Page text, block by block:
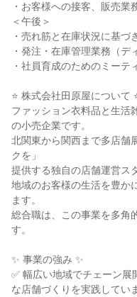
・お客様への接客、販売業
＜午後＞
・売れ筋と在庫状況に基
・発注・在庫管理業務（デ
・社員育成のためのミー
⭐ 株式会社田原屋について
ファッション衣料品と生活
の小売企業です。
北関東から関西まで多店舗
クを」
提供する独自の店舗運営ス
地域のお客様の生活を豊か
ます。
総合職は、この事業を多角
す。
✨ 事業の強み ✨
✅ 幅広い地域でチェーン
な店舗づくりを実践してい